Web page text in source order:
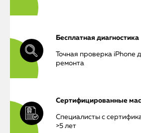
iPhone
Бесплатная диагностика
Точная проверка iPhone
ремонта
Сертифицированные
Специалисты с
>5 лет